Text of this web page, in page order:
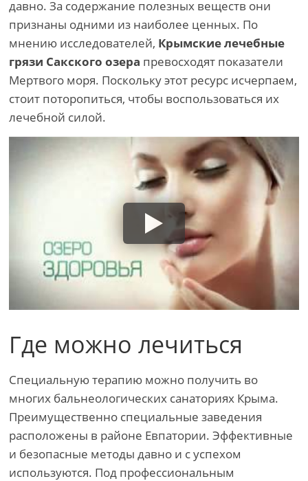
давно. За содержание полезных веществ они
признаны одними из наиболее ценных. По
мнению исследователей, Крымские лечебные
грязи Сакского озера превосходят показатели
Мертвого моря. Поскольку этот ресурс исчерпаем,
стоит поторопиться, чтобы воспользоваться их
лечебной силой.
Где можно лечиться
Специальную терапию можно получить во
многих бальнеологических санаториях Крыма.
Преимущественно специальные заведения
расположены в районе Евпатории. Эффективные
и безопасные методы давно и с успехом
используются. Под профессиональным